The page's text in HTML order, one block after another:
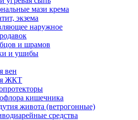
мази крема
экзема
наружное
и шрамов
и ушибы
вен
ЖКТ
кишечника
живота (ветрогонные)
средства